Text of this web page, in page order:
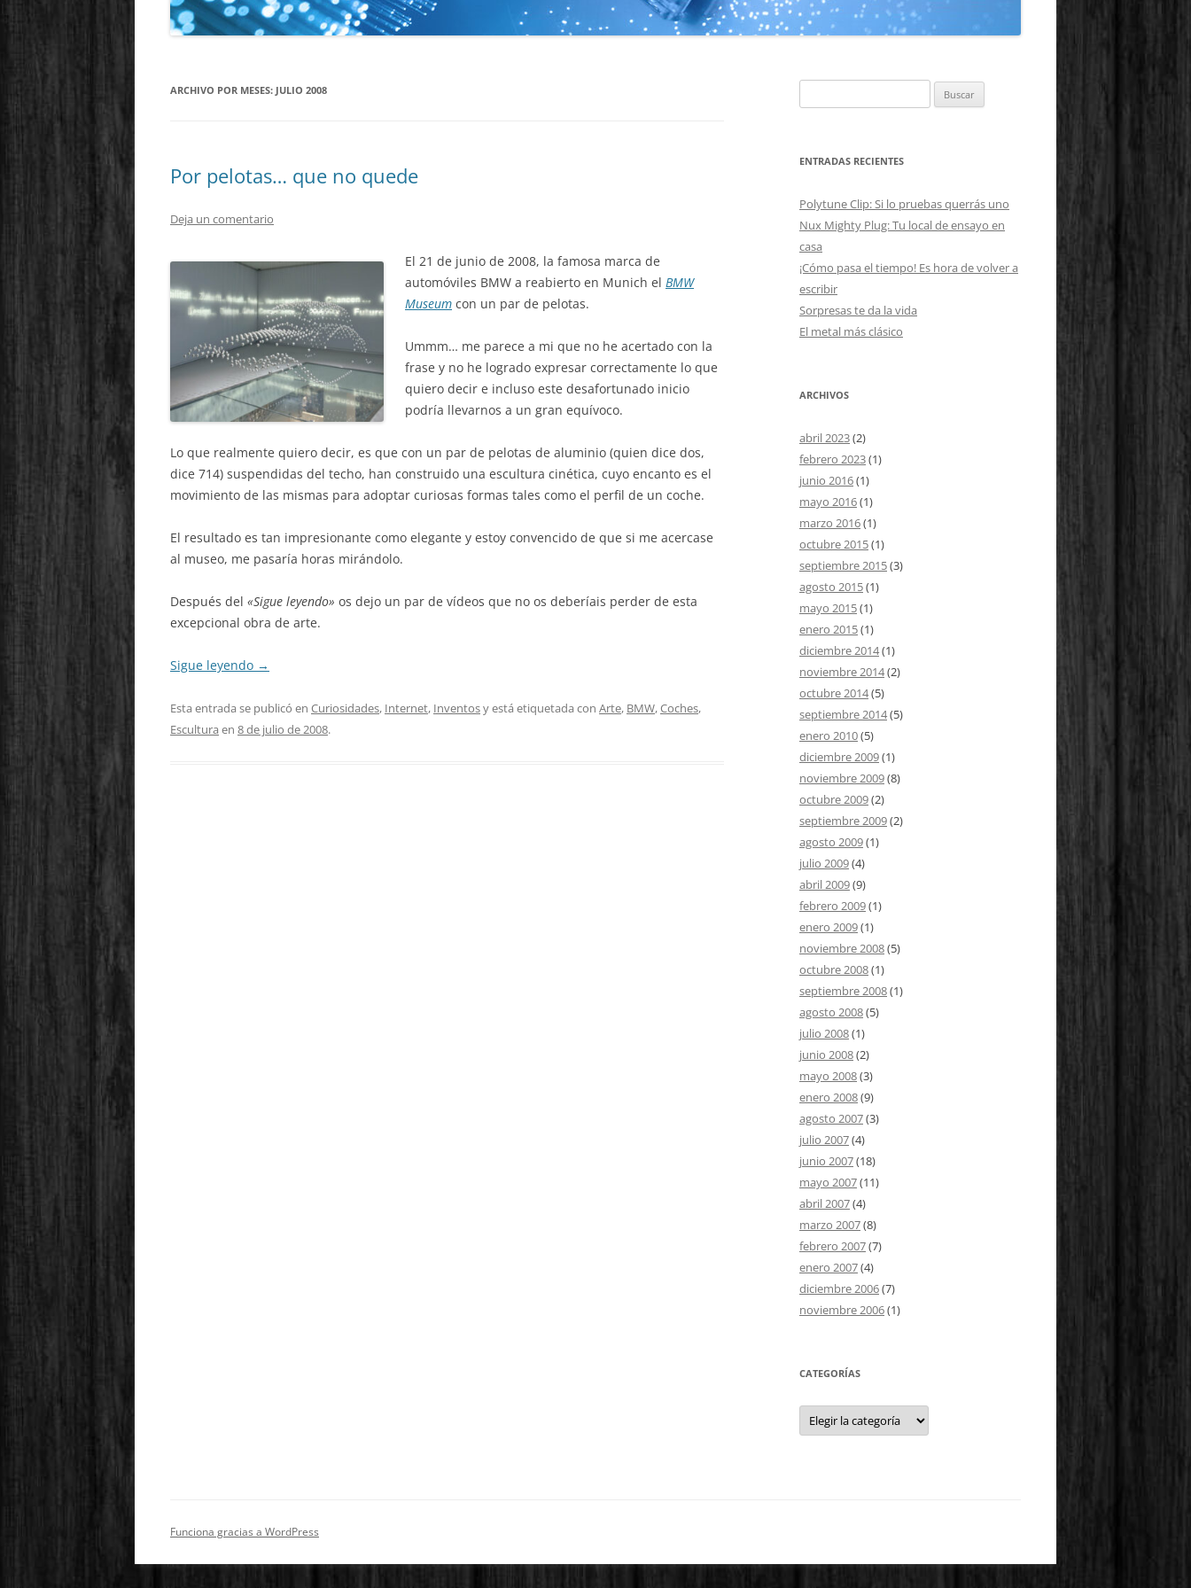
ARCHIVO POR MESES: JULIO 2008
Por pelotas… que no quede
Deja un comentario
El 21 de junio de 2008, la famosa marca de
automóviles BMW a reabierto en Munich el BMW
Museum con un par de pelotas.
Ummm… me parece a mi que no he acertado con la
frase y no he logrado expresar correctamente lo que
quiero decir e incluso este desafortunado inicio
podría llevarnos a un gran equívoco.
Lo que realmente quiero decir, es que con un par de pelotas de aluminio (quien dice dos,
dice 714) suspendidas del techo, han construido una escultura cinética, cuyo encanto es el
movimiento de las mismas para adoptar curiosas formas tales como el perfil de un coche.
El resultado es tan impresionante como elegante y estoy convencido de que si me acercase
al museo, me pasaría horas mirándolo.
Después del «Sigue leyendo» os dejo un par de vídeos que no os deberíais perder de esta
excepcional obra de arte.
Sigue leyendo →
Esta entrada se publicó en Curiosidades, Internet, Inventosy está etiquetada con Arte, BMW,Coches,
Escultura en 8 de julio de 2008.
ENTRADAS RECIENTES
Polytune Clip: Si lo pruebas querrás uno
Nux Mighty Plug: Tu local de ensayo en
casa
¡Cómo pasa el tiempo! Es hora de volver a
escribir
Sorpresas te da la vida
El metal más clásico
ARCHIVOS
abril 2023(2)
febrero 2023(1)
junio 2016(1)
mayo 2016(1)
marzo 2016(1)
octubre 2015(1)
septiembre 2015(3)
agosto 2015(1)
mayo 2015(1)
enero 2015(1)
diciembre 2014(1)
noviembre 2014(2)
octubre 2014(5)
septiembre 2014(5)
enero 2010(5)
diciembre 2009(1)
noviembre 2009(8)
octubre 2009(2)
septiembre 2009(2)
agosto 2009(1)
julio 2009(4)
abril 2009(9)
febrero 2009(1)
enero 2009(1)
noviembre 2008(5)
octubre 2008(1)
septiembre 2008(1)
agosto 2008(5)
julio 2008(1)
junio 2008(2)
mayo 2008(3)
enero 2008(9)
agosto 2007(3)
julio 2007(4)
junio 2007(18)
mayo 2007(11)
abril 2007(4)
marzo 2007(8)
febrero 2007(7)
enero 2007(4)
diciembre 2006(7)
noviembre 2006(1)
CATEGORÍAS
Categorías
Funciona gracias a WordPress